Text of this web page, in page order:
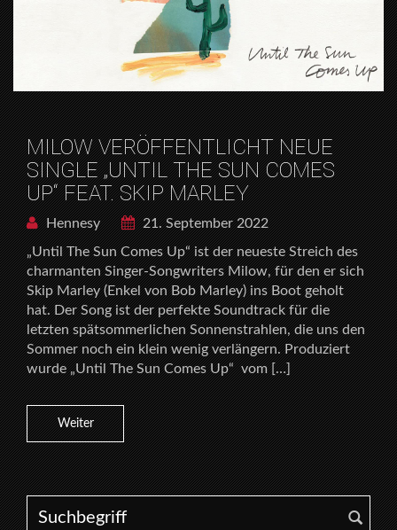
MILOW VERÖFFENTLICHT NEUE
SINGLE „UNTIL THE SUN COMES
UP“ FEAT. SKIP MARLEY
Hennesy
21. September 2022
„Until The Sun Comes Up“ ist der neueste Streich des
charmanten Singer-Songwriters Milow, für den er sich
Skip Marley (Enkel von Bob Marley) ins Boot geholt
hat. Der Song ist der perfekte Soundtrack für die
letzten spätsommerlichen Sonnenstrahlen, die uns den
Sommer noch ein klein wenig verlängern. Produziert
wurde „Until The Sun Comes Up“ vom […]
Weiter
Search for: